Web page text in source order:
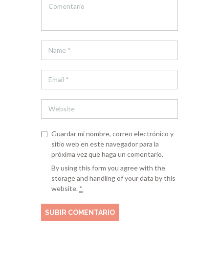
Guardar mi nombre, correo electrónico y
sitio web en este navegador para la
próxima vez que haga un comentario.
By using this form you agree with the
storage and handling of your data by this
website. *